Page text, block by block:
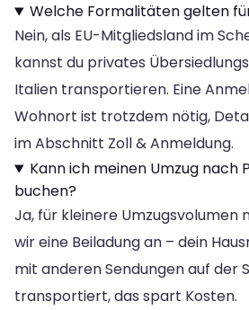
Welche Formalitäten gelten
Nein, als EU-Mitgliedsland im
kannst du privates
Italien transportieren. Eine
Wohnort ist trotzdem nötig,
im Abschnitt Zoll & Anmeldung.
Kann ich meinen Umzug nach
buchen?
Ja, für kleinere Umzugsvolumen
wir eine Beiladung an – dein
mit anderen Sendungen auf der
transportiert, das spart Kosten.